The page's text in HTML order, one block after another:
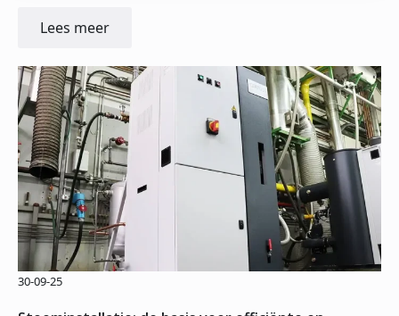
Lees meer
30-09-25